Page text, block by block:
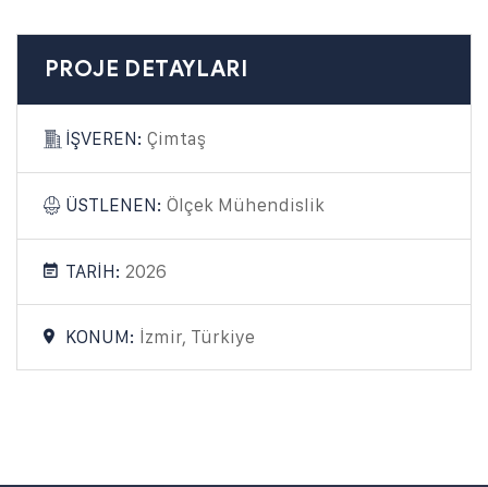
PROJE DETAYLARI
İŞVEREN: Çimtaş
ÜSTLENEN: Ölçek Mühendislik
TARİH: 2026
KONUM: İzmir, Türkiye